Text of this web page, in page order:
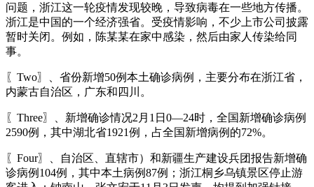
问题，浙江这一轮疫情发现较晚，导致病毒在一些地方传播。
浙江是中国的一个经济强省。受疫情影响，不少上市公司披露
暂时关闭。例如，陈某某在家中感染，然后由家人传染给同
事。
〖Two〗、省份新增50例本土确诊病例，主要分布在浙江省，
内蒙古自治区，广东和四川。
〖Three〗、新增确诊情况2月1日0—24时，全国新增确诊病例
2590例，其中湖北省1921例，占全国新增病例的72%。
〖Four〗、自治区、直辖市）和新疆生产建设兵团报告新增确
诊病例104例，其中本土病例87例；浙江桐乡乌镇景区停止游